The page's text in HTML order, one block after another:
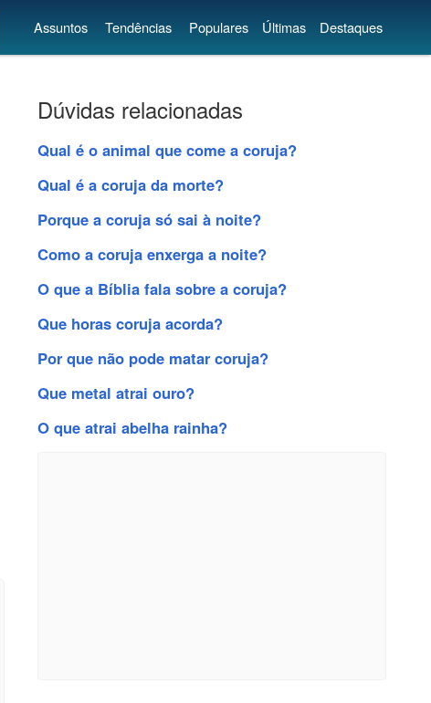
Assuntos Tendências Populares Últimas Destaques
Dúvidas relacionadas
Qual é o animal que come a coruja?
Qual é a coruja da morte?
Porque a coruja só sai à noite?
Como a coruja enxerga a noite?
O que a Bíblia fala sobre a coruja?
Que horas coruja acorda?
Por que não pode matar coruja?
Que metal atrai ouro?
O que atrai abelha rainha?